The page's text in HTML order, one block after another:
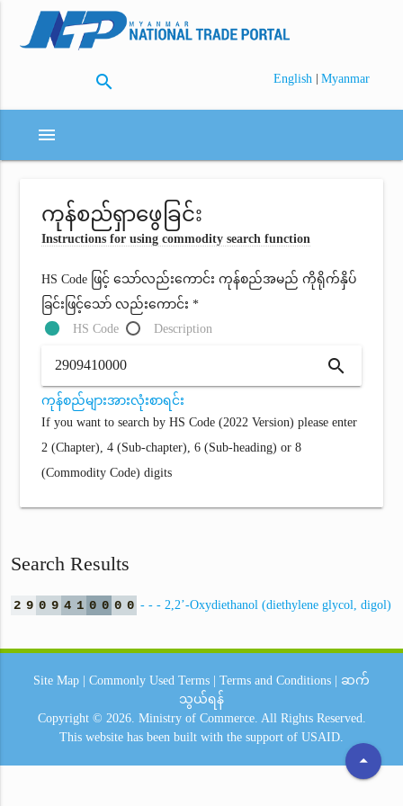
search English | Myanmar
menu
ကုန်စည်ရှာဖွေခြင်း
Instructions for using commodity search function
HS Code ဖြင့် သော်လည်းကောင်း ကုန်စည်အမည် ကိုရိုက်နှိပ်
ခြင်းဖြင့်သော် လည်းကောင်း *
HS Code
Description
search
ကုန်စည်များအားလုံးစာရင်း
If you want to search by HS Code (2022 Version) please enter
2 (Chapter), 4 (Sub-chapter), 6 (Sub-heading) or 8
(Commodity Code) digits
Search Results
2 9 0 9 4 1 0 0 0 0 - - - 2,2’-Oxydiethanol (diethylene glycol, digol)
arrow_drop_up
Site Map Commonly Used Terms Terms and Conditions
ဆက်
သွယ်ရန်
Copyright © 2026. Ministry of Commerce. All Rights Reserved.
This website has been built with the support of USAID.